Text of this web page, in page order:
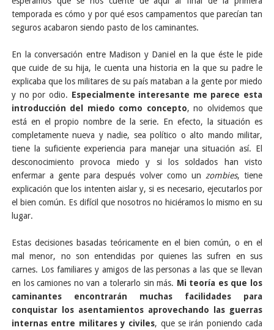
temporada es cómo y por qué esos campamentos que parecían tan
seguros acabaron siendo pasto de los caminantes.
En la conversación entre Madison y Daniel en la que éste le pide
que cuide de su hija, le cuenta una historia en la que su padre le
explicaba que los militares de su país mataban a la gente por miedo
y no por odio. Especialmente interesante me parece esta
introducción del miedo como concepto, no olvidemos que
está en el propio nombre de la serie. En efecto, la situación es
completamente nueva y nadie, sea político o alto mando militar,
tiene la suficiente experiencia para manejar una situación así. El
desconocimiento provoca miedo y si los soldados han visto
enfermar a gente para después volver como un zombies, tiene
explicación que los intenten aislar y, si es necesario, ejecutarlos por
el bien común. Es difícil que nosotros no hiciéramos lo mismo en su
lugar.
Estas decisiones basadas teóricamente en el bien común, o en el
mal menor, no son entendidas por quienes las sufren en sus
carnes. Los familiares y amigos de las personas a las que se llevan
en los camiones no van a tolerarlo sin más. Mi teoría es que los
caminantes encontrarán muchas facilidades para
conquistar los asentamientos aprovechando las guerras
internas entre militares y civiles, que se irán poniendo cada